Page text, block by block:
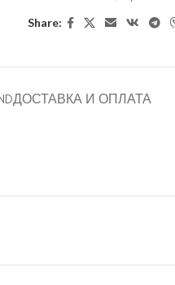
Share:
ДОСТАВКА И ОПЛАТА